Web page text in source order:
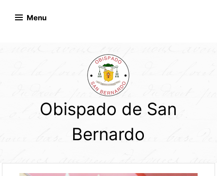
Menu
Obispado de San
Bernardo